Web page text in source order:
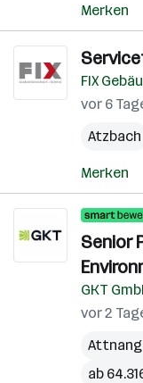
Merken
FIX
vor 6
Atzbach
Merken
Senior
GKT
vor 2
ab